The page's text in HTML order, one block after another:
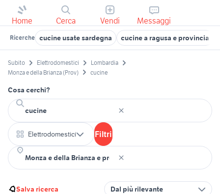
Home Cerca Vendi Messaggi
Ricerche cucine usate sardegna cucine a ragusa e provincia
Subito Elettrodomestici
Lombardia
Monza e della Brianza (Prov)
cucine
Cosa cerchi?
Elettrodomestici Filtri
Salva ricerca Dal più rilevante